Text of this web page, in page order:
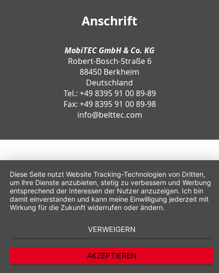
Anschrift
MobiTEC GmbH & Co. KG
Robert-Bosch-Straße 6
88450 Berkheim
Deutschland
Tel.: +49 8395 91 00 89-89
Fax: +49 8395 91 00 89-98
info@belttec.com
Diese Seite nutzt Website Tracking-Technologien von Dritten,
um ihre Dienste anzubieten, stetig zu verbessern und Werbung
entsprechend der Interessen der Nutzer anzuzeigen. Ich bin
damit einverstanden und kann meine Einwilligung jederzeit mit
Wirkung für die Zukunft widerrufen oder ändern.
VERWEIGERN
AKZEPTIEREN